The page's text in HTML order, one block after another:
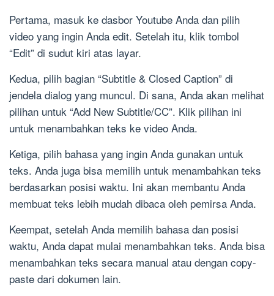
Pertama, masuk ke dasbor Youtube Anda dan pilih
video yang ingin Anda edit. Setelah itu, klik tombol
“Edit” di sudut kiri atas layar.
Kedua, pilih bagian “Subtitle & Closed Caption” di
jendela dialog yang muncul. Di sana, Anda akan melihat
pilihan untuk “Add New Subtitle/CC”. Klik pilihan ini
untuk menambahkan teks ke video Anda.
Ketiga, pilih bahasa yang ingin Anda gunakan untuk
teks. Anda juga bisa memilih untuk menambahkan teks
berdasarkan posisi waktu. Ini akan membantu Anda
membuat teks lebih mudah dibaca oleh pemirsa Anda.
Keempat, setelah Anda memilih bahasa dan posisi
waktu, Anda dapat mulai menambahkan teks. Anda bisa
menambahkan teks secara manual atau dengan copy-
paste dari dokumen lain.